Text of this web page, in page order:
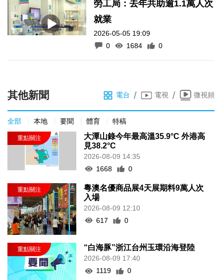
勞工局：去年共助逾1.1萬人次
就業
2026-05-05 19:09
0
1684 0
其他新聞 電台 / 電視 / 微視頻
全部 本地 要聞 體育 特稿
大潭山錄今年最高溫35.9°C 外港高
見38.2°C
2026-08-09 14:35
1668
0
粵澳名優商品展4天展期料9萬人次
入場
2026-08-09 12:10
617
0
“白海豚”浙江台州玉環沿海登陸
2026-08-09 17:40
1119
0